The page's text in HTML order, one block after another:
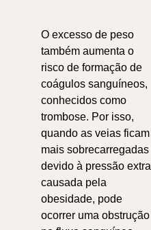
O excesso de peso
também aumenta o
risco de formação de
coágulos sanguíneos,
conhecidos como
trombose. Por isso,
quando as veias ficam
mais sobrecarregadas
devido à pressão extra
causada pela
obesidade, pode
ocorrer uma obstrução